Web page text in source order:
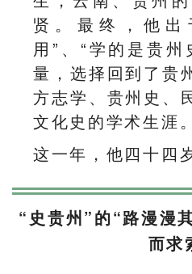
贤。最终，他
用”、“学的是贵
量，选择回到了贵
方志学、贵州史、
文化史的学术生涯。
这一年，他四十四岁
“史贵州”的“路漫漫
而求